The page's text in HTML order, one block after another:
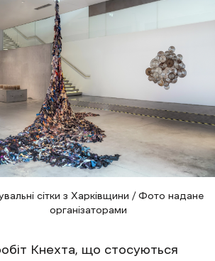
сітки з Харківщини / Фото надане
організаторами
Кнехта, що стосуються